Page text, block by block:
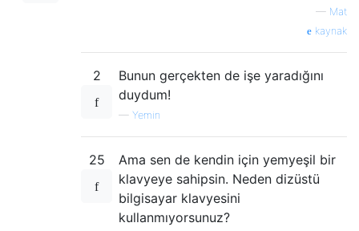
— Mat
kaynak
2
Bunun gerçekten de işe yaradığını
duydum!
— Yemin
25
Ama sen de kendin için yemyeşil bir
klavyeye sahipsin. Neden dizüstü
bilgisayar klavyesini
kullanmıyorsunuz?